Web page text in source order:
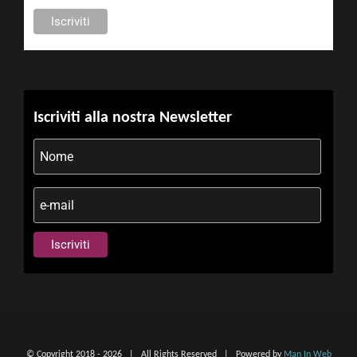
Iscriviti alla nostra Newsletter
© Copyright 2018 - 2026 | All Rights Reserved | Powered by Man In Web